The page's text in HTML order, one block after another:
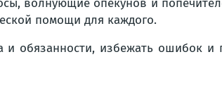
волнующие опекунов и
помощи для каждого.
обязанности, избежать ошибок и